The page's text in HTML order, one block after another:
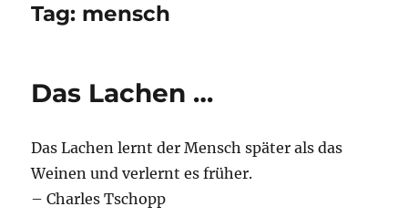
Tag: mensch
Das Lachen …
Das Lachen lernt der Mensch später als das
Weinen und verlernt es früher.
– Charles Tschopp